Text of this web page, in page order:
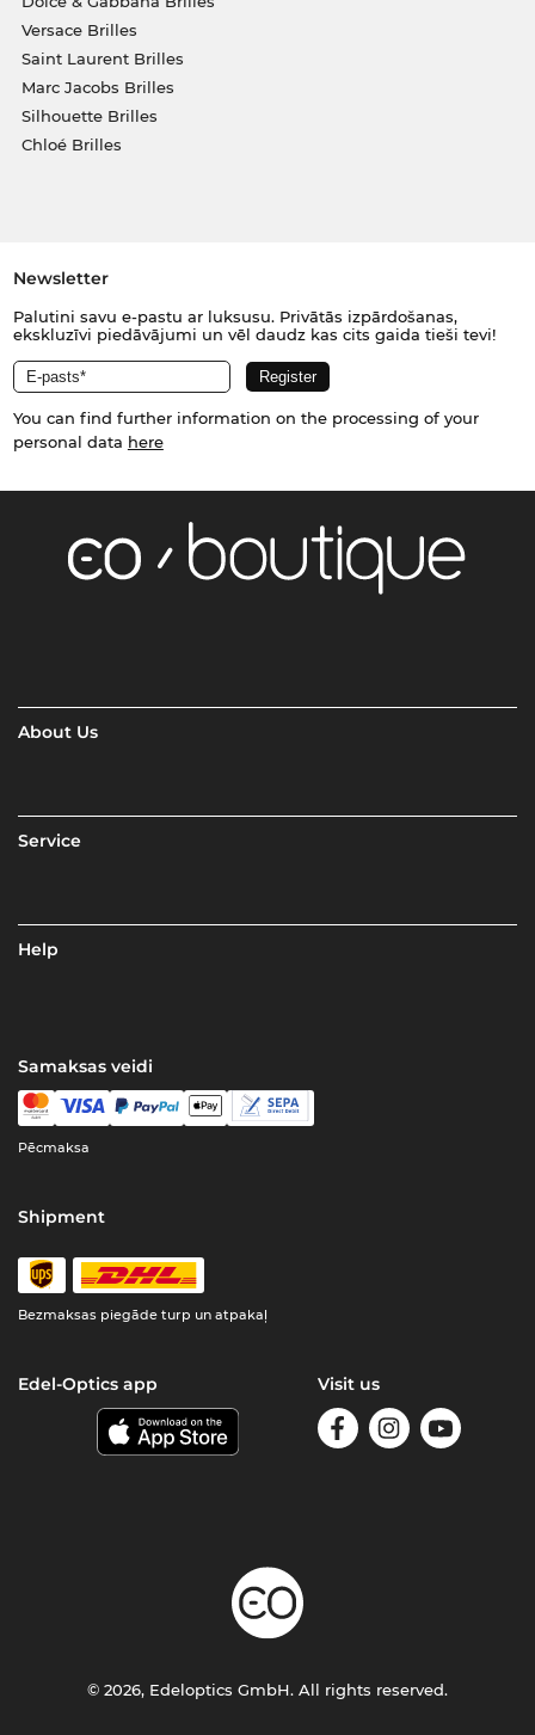
Versace Brilles
Saint Laurent Brilles
Marc Jacobs Brilles
Silhouette Brilles
Chloé Brilles
Newsletter
Palutini savu e-pastu ar luksusu. Privātās izpārdošanas,
ekskluzīvi piedāvājumi un vēl daudz kas cits gaida tieši tevi!
You can find further information on the processing of your
personal data here
About Us
Service
Help
Samaksas veidi
Pēcmaksa
Shipment
Bezmaksas piegāde turp un atpakaļ
Edel-Optics app Visit us
© 2026, Edeloptics GmbH. All rights reserved.